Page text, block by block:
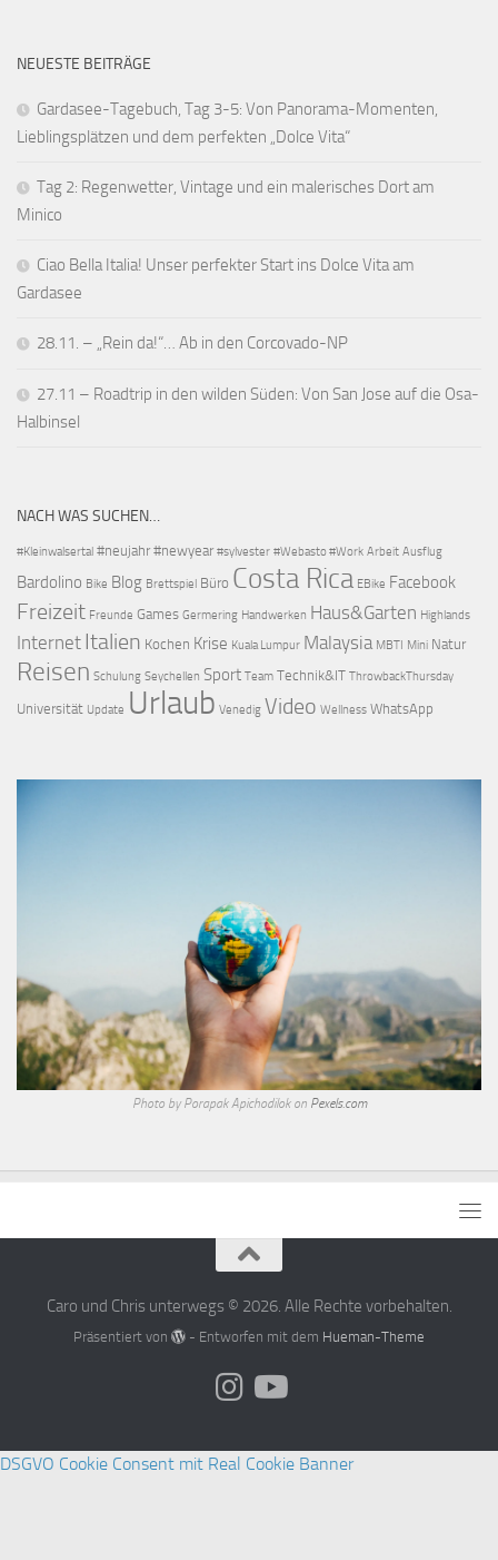
NEUESTE BEITRÄGE
Gardasee-Tagebuch, Tag 3-5: Von Panorama-Momenten,
Lieblingsplätzen und dem perfekten „Dolce Vita“
Tag 2: Regenwetter, Vintage und ein malerisches Dort am
Minico
Ciao Bella Italia! Unser perfekter Start ins Dolce Vita am
Gardasee
28.11. – „Rein da!“… Ab in den Corcovado-NP
27.11 – Roadtrip in den wilden Süden: Von San Jose auf die Osa-
Halbinsel
NACH WAS SUCHEN…
#Kleinwalsertal #neujahr #newyear #sylvester #Webasto #Work Arbeit Ausflug
Bardolino Bike Blog Brettspiel Büro Costa Rica EBike Facebook
Freizeit Freunde Games Germering Handwerken Haus&Garten Highlands
Internet Italien Kochen Krise Kuala Lumpur Malaysia MBTI Mini Natur
Reisen Schulung Seychellen Sport Team Technik&IT ThrowbackThursday
Universität Update Urlaub Venedig Video Wellness WhatsApp
Photo by Porapak Apichodilok on Pexels.com
Caro und Chris unterwegs © 2026. Alle Rechte vorbehalten.
Präsentiert von - Entworfen mit dem Hueman-Theme
DSGVO Cookie Consent mit Real Cookie Banner